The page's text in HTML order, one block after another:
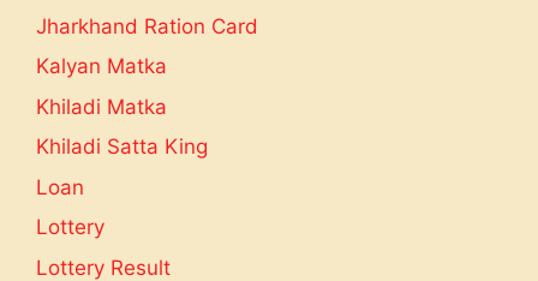
Jharkhand Ration Card
Kalyan Matka
Khiladi Matka
Khiladi Satta King
Loan
Lottery
Lottery Result